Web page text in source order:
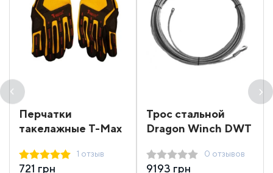
Перчатки
такелажные T-Max
1 отзыв
721 грн
Трос стальной
Dragon Winch DWT
0 отзывов
9193 грн